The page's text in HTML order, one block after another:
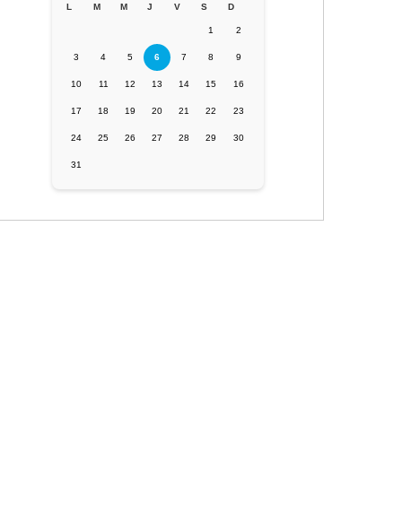
L M M J V S D
1 2
3 4 5 6 7 8 9
10 11 12 13 14 15 16
17 18 19 20 21 22 23
24 25 26 27 28 29 30
31